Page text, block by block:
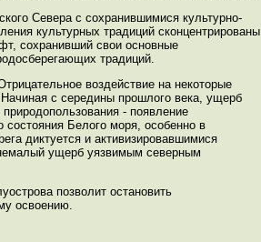
Севера с сохранившимися культурно-
культурных традиций сконцентрированы
сохранивший свои основные
традиций.
воздействие на некоторые
с середины прошлого века, ущерб
- появление
состояния Белого моря, особенно в
диктуется и активизировавшимися
ущерб уязвимым северным
позволит остановить
освоению.